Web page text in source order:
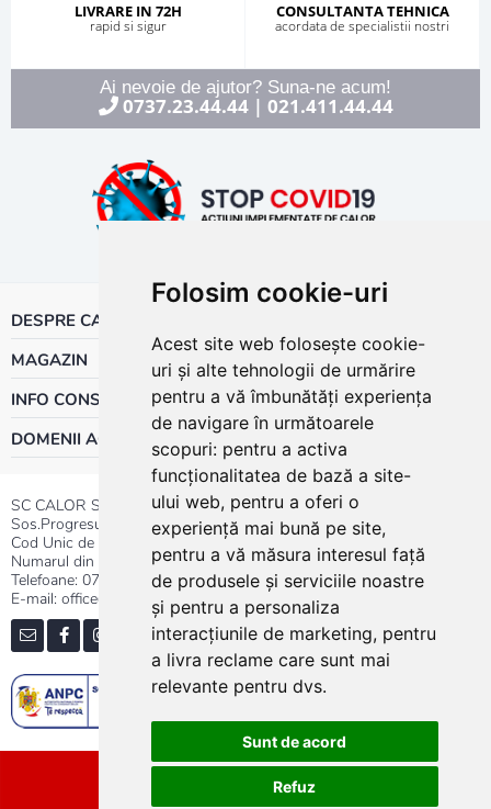
Folosim cookie-uri
Acest site web folosește cookie-
uri și alte tehnologii de urmărire
pentru a vă îmbunătăți experiența
de navigare în următoarele
scopuri: pentru a activa
funcționalitatea de bază a site-
ului web, pentru a oferi o
experiență mai bună pe site,
pentru a vă măsura interesul față
de produsele și serviciile noastre
și pentru a personaliza
interacțiunile de marketing, pentru
a livra reclame care sunt mai
relevante pentru dvs.
Sunt de acord
Refuz
LIVRARE IN 72H
rapid si sigur
CONSULTANTA TEHNICA
acordata de specialistii nostri
Ai nevoie de ajutor? Suna-ne acum!
0737.23.44.44| 021.411.44.44
DESPRE CALOR
MAGAZIN
INFO CONSUMATOR
DOMENII ACTIVITATE
SC CALOR SRL
Sos.Progresului nr.30-40, Sector 5, Bucuresti
Cod Unic de Inregistrare: RO 3004724
Numarul din Registrul Comertului:J40/13176/1991
Telefoane: 0737.23.44.44|021.411.44.44
E-mail: office@calor.ro